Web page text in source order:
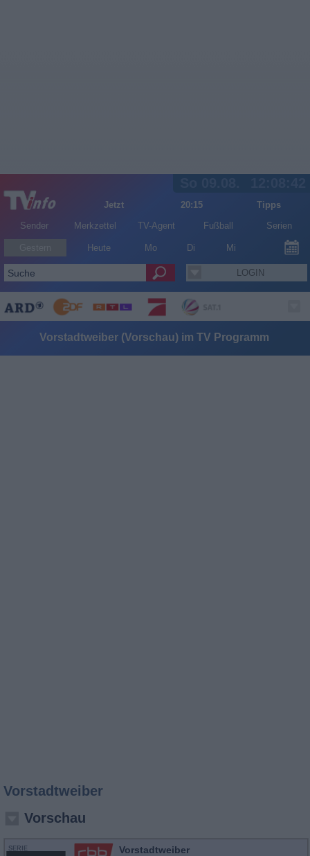
Jetzt 20:15
Tipps
Sender
Merkzettel TV-Agent Fußball Serien
Heute Mo Di Mi
LOGIN
Vorstadtweiber (Vorschau) im TV Programm
Vorstadtweiber
Vorschau
SERIE
Vorstadtweiber